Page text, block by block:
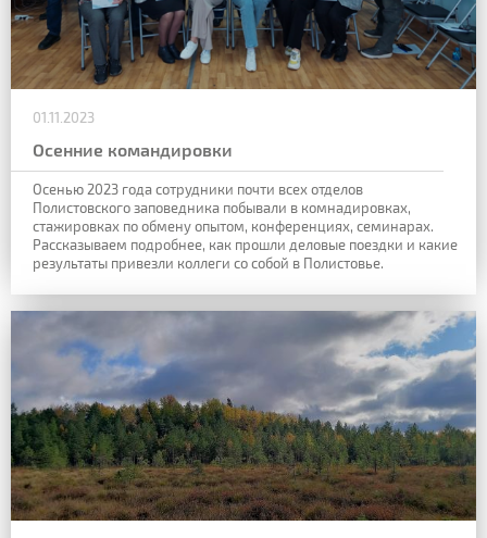
01.11.2023
Осенние командировки
Осенью 2023 года сотрудники почти всех отделов
Полистовского заповедника побывали в комнадировках,
стажировках по обмену опытом, конференциях, семинарах.
Рассказываем подробнее, как прошли деловые поездки и какие
результаты привезли коллеги со собой в Полистовье.